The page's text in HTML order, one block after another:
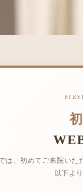
は、初めてご来院いた
以下よ